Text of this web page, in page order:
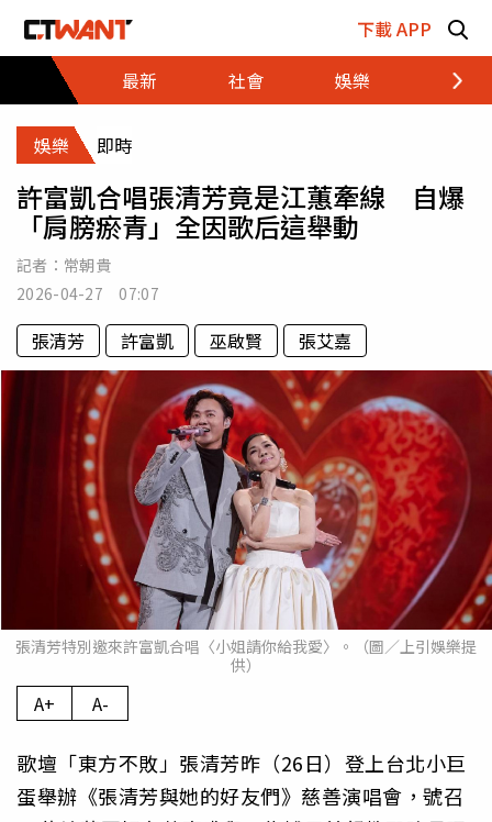
下載 APP
最新
社會 娛樂 財經
娛樂 即時
許富凱合唱張清芳竟是江蕙牽線 自爆
「肩膀瘀青」全因歌后這舉動
記者： 常朝貴
2026-04-27 07:07
張清芳 許富凱 巫啟賢 張艾嘉
張清芳特別邀來許富凱合唱〈小姐請你給我愛〉。（圖／上引娛樂提
供）
A+ A-
歌壇「東方不敗」張清芳昨（26日）登上台北小巨
蛋舉辦《張清芳與她的好友們》慈善演唱會，號召